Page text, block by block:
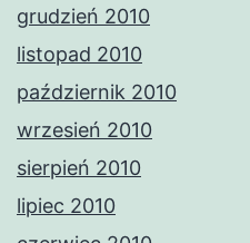
grudzień 2010
listopad 2010
październik 2010
wrzesień 2010
sierpień 2010
lipiec 2010